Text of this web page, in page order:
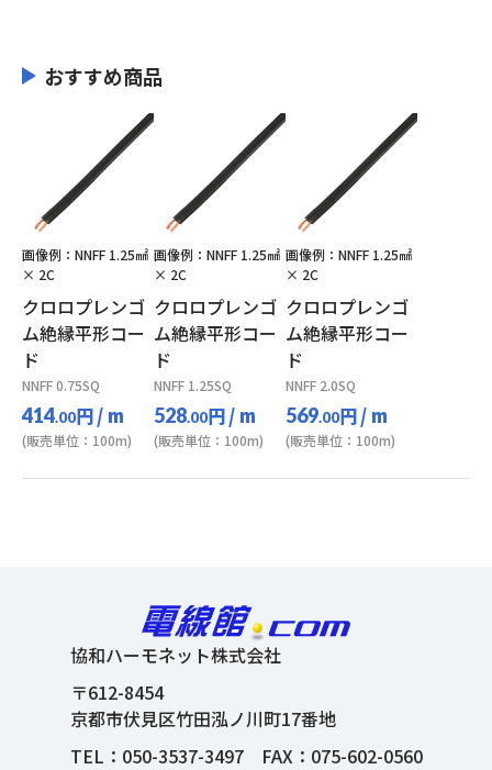
おすすめ商品
画像例：NNFF 1.25㎟
× 2C
クロロプレンゴ
ム絶縁平形コー
ド
NNFF 0.75SQ
414.00円/ m
(販売単位：100m)
画像例：NNFF 1.25㎟
× 2C
クロロプレンゴ
ム絶縁平形コー
ド
NNFF 1.25SQ
528.00円/ m
(販売単位：100m)
画像例：NNFF 1.25㎟
× 2C
クロロプレンゴ
ム絶縁平形コー
ド
NNFF 2.0SQ
569.00円/ m
(販売単位：100m)
協和ハーモネット株式会社
〒612-8454
京都市伏見区竹田泓ノ川町17番地
TEL： 050-3537-3497FAX：075-602-0560